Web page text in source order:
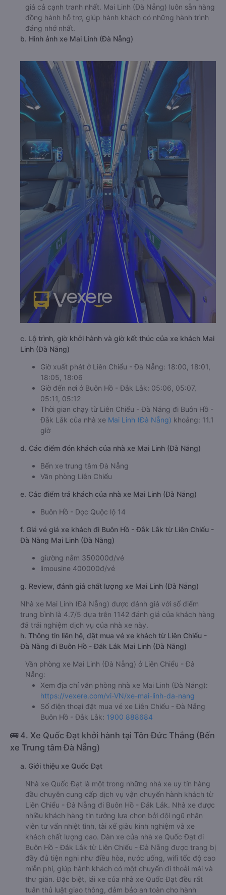
giá cả cạnh tranh nhất. Mai Linh (Đà Nẵng) luôn sẵn hàng
đồng hành hỗ trợ, giúp hành khách có những hành trình
đáng nhớ nhất.
b. Hình ảnh xe Mai Linh (Đà Nẵng)
c. Lộ trình, giờ khởi hành và giờ kết thúc của xe khách Mai
Linh (Đà Nẵng)
Giờ xuất phát ở Liên Chiểu - Đà Nẵng: 18:00, 18:01,
18:05, 18:06
Giờ đến nơi ở Buôn Hồ - Đắk Lắk: 05:06, 05:07,
05:11, 05:12
Thời gian chạy từ Liên Chiểu - Đà Nẵng đi Buôn Hồ -
Đắk Lắk của nhà xe Mai Linh (Đà Nẵng) khoảng: 11.1
giờ
d. Các điểm đón khách của nhà xe Mai Linh (Đà Nẵng)
Bến xe trung tâm Đà Nẵng
Văn phòng Liên Chiểu
e. Các điểm trả khách của nhà xe Mai Linh (Đà Nẵng)
Buôn Hồ - Dọc Quộc lộ 14
f. Giá vé giá xe khách đi Buôn Hồ - Đắk Lắk từ Liên Chiểu -
Đà Nẵng Mai Linh (Đà Nẵng)
giường nằm 350000đ/vé
limousine 400000đ/vé
g. Review, đánh giá chất lượng xe Mai Linh (Đà Nẵng)
Nhà xe Mai Linh (Đà Nẵng) được đánh giá với số điểm
trung bình là 4.7/5 dựa trên 1142 đánh giá của khách hàng
đã trải nghiệm dịch vụ của nhà xe này.
h. Thông tin liên hệ, đặt mua vé xe khách từ Liên Chiểu -
Đà Nẵng đi Buôn Hồ - Đắk Lắk Mai Linh (Đà Nẵng)
Văn phòng xe Mai Linh (Đà Nẵng) ở Liên Chiểu - Đà
Nẵng:
Xem địa chỉ văn phòng nhà xe Mai Linh (Đà Nẵng):
https://vexere.com/vi-VN/xe-mai-linh-da-nang
Số điện thoại đặt mua vé xe Liên Chiểu - Đà Nẵng
Buôn Hồ - Đắk Lắk: 1900 888684
🚌 4. Xe Quốc Đạt khởi hành tại Tôn Đức Thắng (Bến
xe Trung tâm Đà Nẵng)
a. Giới thiệu xe Quốc Đạt
Nhà xe Quốc Đạt là một trong những nhà xe uy tín hàng
đầu chuyên cung cấp dịch vụ vận chuyển hành khách từ
Liên Chiểu - Đà Nẵng đi Buôn Hồ - Đắk Lắk. Nhà xe được
nhiều khách hàng tin tưởng lựa chọn bởi đội ngũ nhân
viên tư vấn nhiệt tình, tài xế giàu kinh nghiệm và xe
khách chất lượng cao. Dàn xe của nhà xe Quốc Đạt đi
Buôn Hồ - Đắk Lắk từ Liên Chiểu - Đà Nẵng được trang bị
đầy đủ tiện nghi như điều hòa, nước uống, wifi tốc độ cao
miễn phí, giúp hành khách có một chuyến đi thoải mái và
thư giãn. Đặc biệt, lái xe của nhà xe Quốc Đạt đều rất
tuân thủ luật giao thông, đảm bảo an toàn cho hành